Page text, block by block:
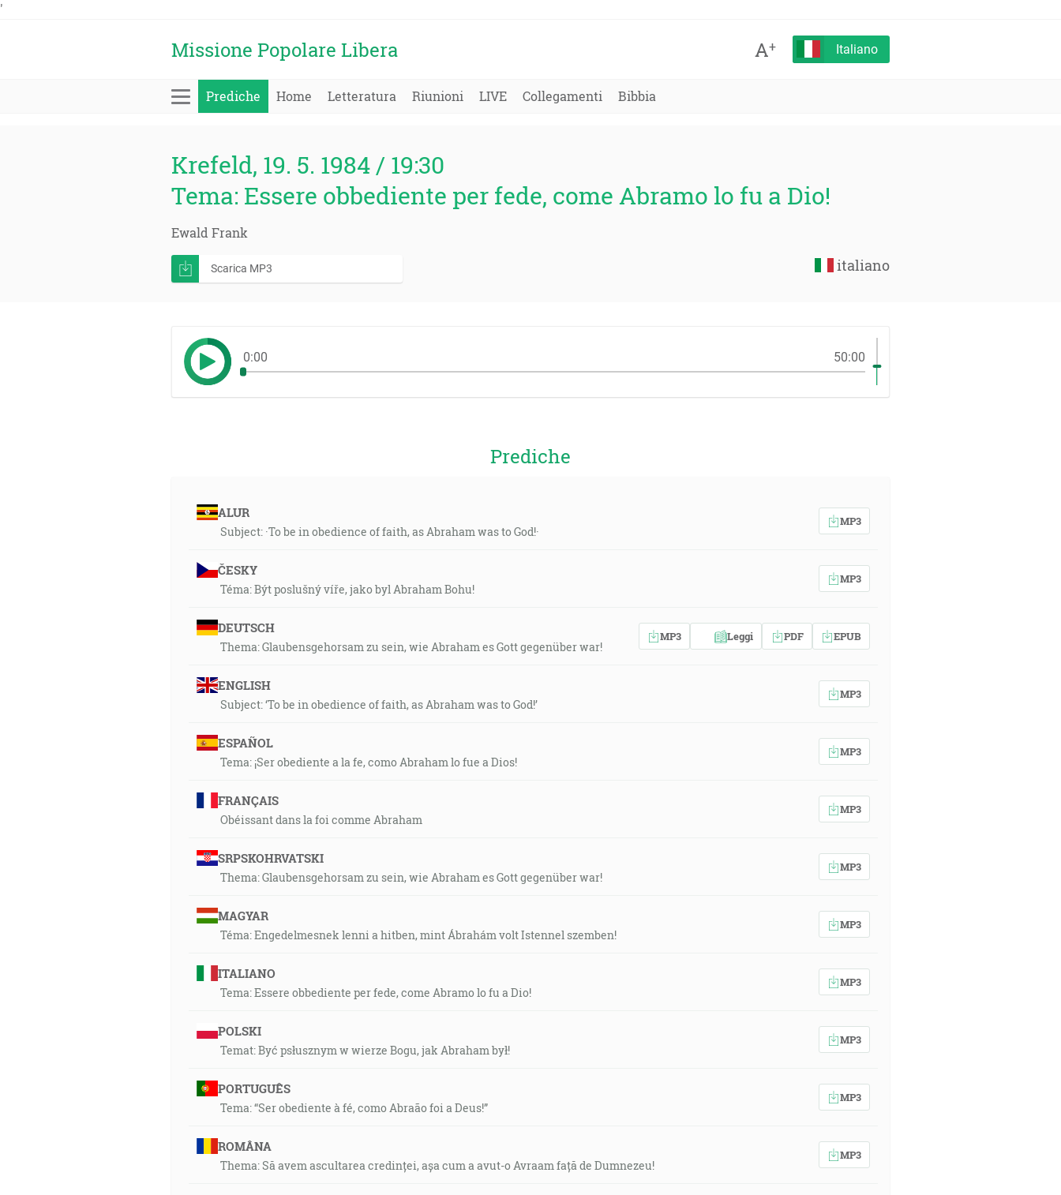
'
Missione Popolare Libera A+ Italiano
Prediche Home Letteratura Riunioni LIVE Collegamenti Bibbia
Krefeld, 19. 5. 1984 / 19:30
Tema: Essere obbediente per fede, come Abramo lo fu a Dio!
Ewald Frank
italiano
Scarica MP3
0:00 50:00
Prediche
ALUR
Subject: ·To be in obedience of faith, as Abraham was to God!·
MP3
ČESKY
Téma: Být poslušný víře, jako byl Abraham Bohu!
MP3
DEUTSCH
Thema: Glaubensgehorsam zu sein, wie Abraham es Gott gegenüber war!
MP3 Leggi PDF EPUB
ENGLISH
Subject: ‘To be in obedience of faith, as Abraham was to God!’
MP3
ESPAÑOL
Tema: ¡Ser obediente a la fe, como Abraham lo fue a Dios!
MP3
FRANÇAIS
Obéissant dans la foi comme Abraham
MP3
SRPSKOHRVATSKI
Thema: Glaubensgehorsam zu sein, wie Abraham es Gott gegenüber war!
MP3
MAGYAR
Téma: Engedelmesnek lenni a hitben, mint Ábrahám volt Istennel szemben!
MP3
ITALIANO
Tema: Essere obbediente per fede, come Abramo lo fu a Dio!
MP3
POLSKI
Temat: Być psłusznym w wierze Bogu, jak Abraham był!
MP3
PORTUGUÊS
Tema: “Ser obediente à fé, como Abraão foi a Deus!”
MP3
ROMÂNA
Thema: Să avem ascultarea credinței, așa cum a avut-o Avraam față de Dumnezeu!
MP3